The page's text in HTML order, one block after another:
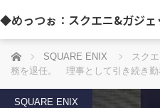
◆めっつぉ：スクエニ&ガジェ
ホーム SQUARE ENIX
スク
務を退任。 理事として引き続き勤
SQUARE ENIX